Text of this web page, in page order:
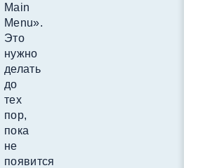
Main
Menu».
Это
нужно
делать
до
тех
пор,
пока
не
появится